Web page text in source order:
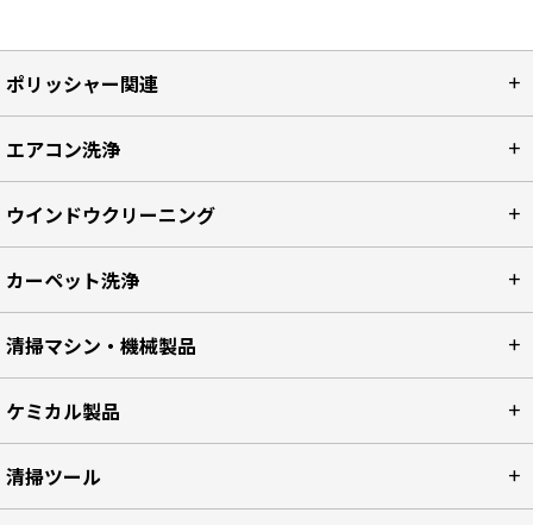
ポリッシャー関連
エアコン洗浄
ウインドウクリーニング
カーペット洗浄
清掃マシン・機械製品
ケミカル製品
清掃ツール